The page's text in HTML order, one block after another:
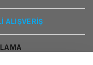
ALIŞVERİŞ